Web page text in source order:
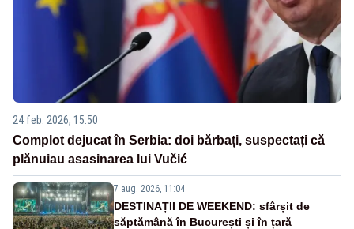
24 feb. 2026, 15:50
Complot dejucat în Serbia: doi bărbați, suspectați că
plănuiau asasinarea lui Vučić
7 aug. 2026, 11:04
DESTINAȚII DE WEEKEND: sfârșit de
săptămână în București și în țară